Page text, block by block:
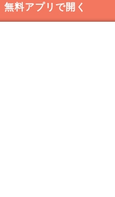
無料アプリで開く